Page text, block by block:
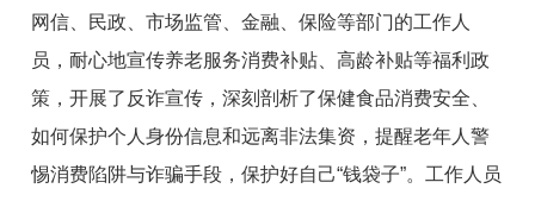
网信、民政、市场监管、金融、保险等部门的工作人
员，耐心地宣传养老服务消费补贴、高龄补贴等福利政
策，开展了反诈宣传，深刻剖析了保健食品消费安全、
如何保护个人身份信息和远离非法集资，提醒老年人警
惕消费陷阱与诈骗手段，保护好自己“钱袋子”。工作人员